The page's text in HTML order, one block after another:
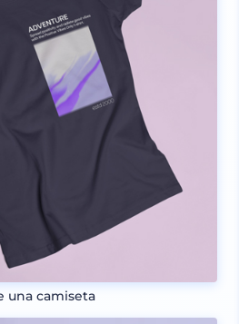
una camiseta